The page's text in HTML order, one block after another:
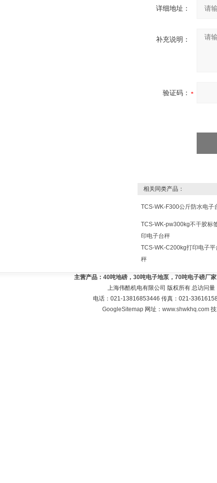
详细地址：
补充说明：
验证码：
相关同类产品：
TCS-WK-F300公斤防水电子
TCS-WK-pw300kg不干胶标
印电子台秤
TCS-WK-C200kg打印电子平
秤
主营产品： 40吨地磅，30吨电子地泵，70吨电子磅厂
上海伟酷机电有限公司 版权所有 总访问量
电话：021-13816853446 传真：021-
GoogleSitemap 网址：www.shwkhq.com